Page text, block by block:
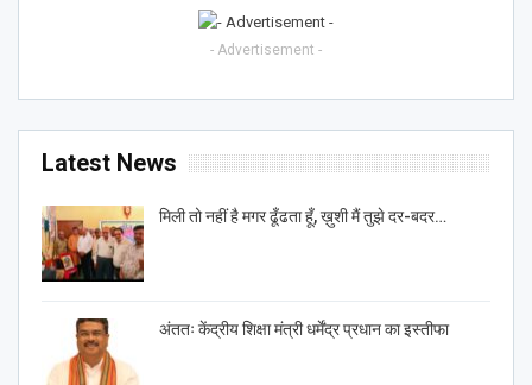
- Advertisement -
Latest News
मिली तो नहीं है मगर ढूँढता हूँ, ख़ुशी मैं तुझे दर-बदर…
अंततः केंद्रीय शिक्षा मंत्री धर्मेंद्र प्रधान का इस्तीफा